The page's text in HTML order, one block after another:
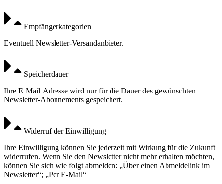
Empfängerkategorien
Eventuell Newsletter-Versandanbieter.
Speicherdauer
Ihre E-Mail-Adresse wird nur für die Dauer des gewünschten
Newsletter-Abonnements gespeichert.
Widerruf der Einwilligung
Ihre Einwilligung können Sie jederzeit mit Wirkung für die Zukunft
widerrufen. Wenn Sie den Newsletter nicht mehr erhalten möchten,
können Sie sich wie folgt abmelden: „Über einen Abmeldelink im
Newsletter“; „Per E-Mail“